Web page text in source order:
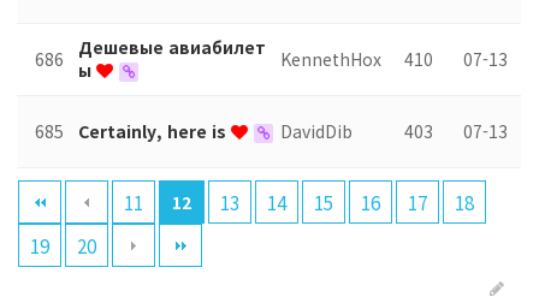
686
Дешевые авиабилет
ы
KennethHox 410 07-13
685 Certainly, here is DavidDib 403 07-13
11 12 13 14 15 16 17
18
19
20